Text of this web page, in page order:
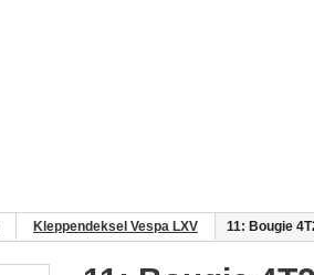
Kleppendeksel Vespa LXV 11: Bougie